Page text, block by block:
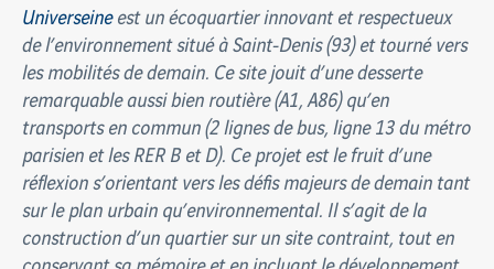
Universeineest un écoquartier innovant et respectueux
de l’environnement situé à Saint-Denis (93) et tourné vers
les mobilités de demain. Ce site jouit d’une desserte
remarquable aussi bien routière (A1, A86) qu’en
transports en commun (2 lignes de bus, ligne 13 du métro
parisien et les RER B et D). Ce projet est le fruit d’une
réflexion s’orientant vers les défis majeurs de demain tant
sur le plan urbain qu’environnemental. Il s’agit de la
construction d’un quartier sur un site contraint, tout en